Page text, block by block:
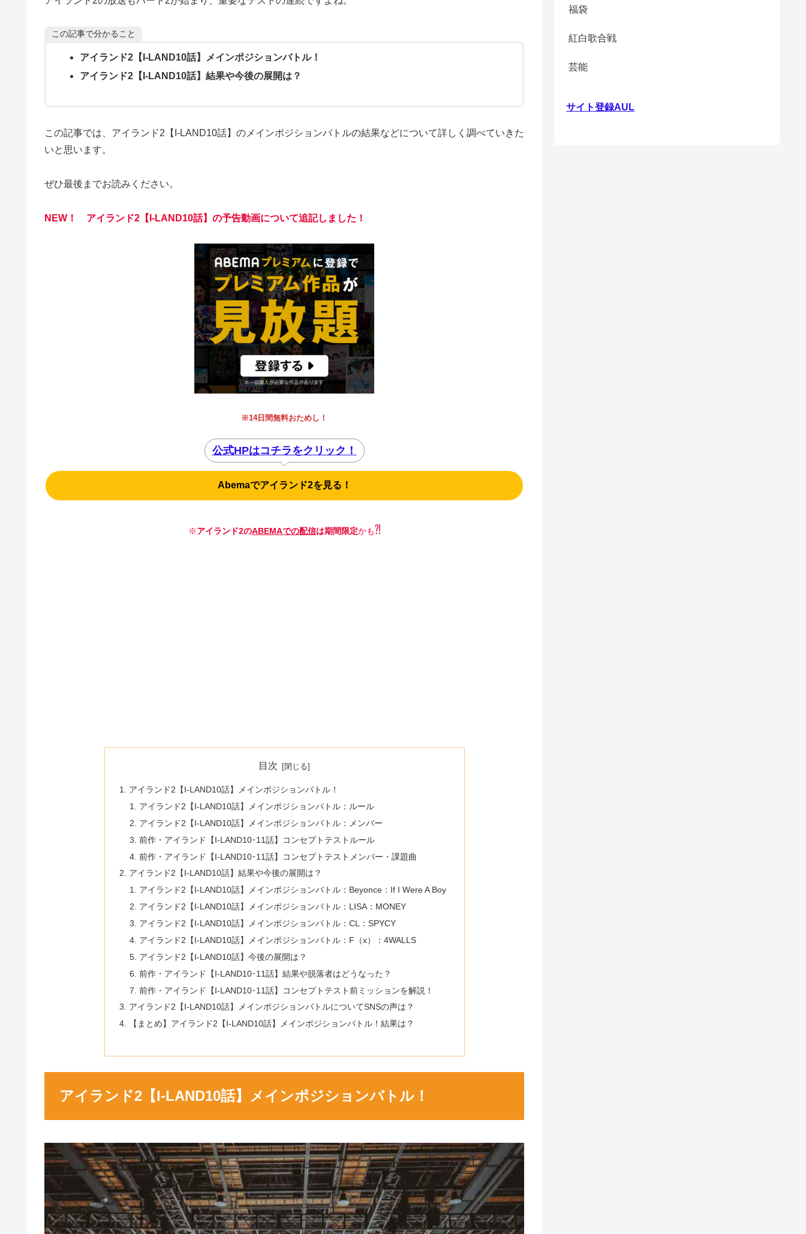
この記事で分かること
アイランド2【I-LAND10話】メインポジションバトル！
アイランド2【I-LAND10話】結果や今後の展開は？
この記事では、アイランド2【I-LAND10話】のメインポジションバトルの結果などについて詳しく調べていきた
いと思います。
ぜひ最後までお読みください。
NEW！ アイランド2【I-LAND10話】 の予告動画について追記しました！
※14日間無料おためし！
公式HPはコチラをクリック！
Abemaでアイランド2を見る！
※アイランド2のABEMAでの配信は期間限定かも⁈
目次
アイランド2【I-LAND10話】メインポジションバトル！
アイランド2【I-LAND10話】メインポジションバトル：ルール
アイランド2【I-LAND10話】メインポジションバトル：メンバー
前作・アイランド【I-LAND10･11話】コンセプトテストルール
前作・アイランド【I-LAND10･11話】コンセプトテストメンバー・課題曲
アイランド2【I-LAND10話】結果や今後の展開は？
アイランド2【I-LAND10話】メインポジションバトル：Beyonce：If I Were A Boy
アイランド2【I-LAND10話】メインポジションバトル：LISA：MONEY
アイランド2【I-LAND10話】メインポジションバトル：CL：SPYCY
アイランド2【I-LAND10話】メインポジションバトル：F（x）：4WALLS
アイランド2【I-LAND10話】今後の展開は？
前作・アイランド【I-LAND10･11話】結果や脱落者はどうなった？
前作・アイランド【I-LAND10･11話】コンセプトテスト前ミッションを解説！
アイランド2【I-LAND10話】メインポジションバトルについてSNSの声は？
【まとめ】アイランド2【I-LAND10話】メインポジションバトル！結果は？
アイランド2【I-LAND10話】メインポジションバトル！
福袋
紅白歌合戦
芸能
サイト登録AUL